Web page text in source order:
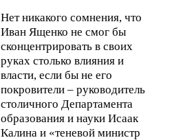
Нет никакого сомнения, что
Иван Ященко не смог бы
сконцентрировать в своих
руках столько влияния и
власти, если бы не его
покровители – руководитель
столичного Департамента
образования и науки Исаак
Калина и «теневой министр